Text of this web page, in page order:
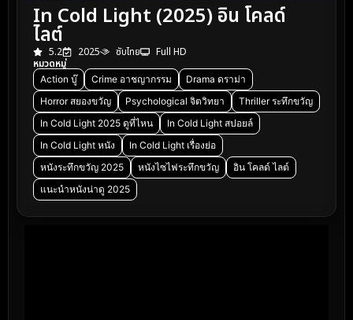
In Cold Light (2025) อิน โคลด์
ไลต์
5.2 2025 ซับไทย
Full HD
หมวดหมู่
Action บู๊ Crime อาชญากรรม
Drama ดราม่า
Horror สยองขวัญ
Psychological จิตวิทยา
Thriller ระทึกขวัญ
In Cold Light 2025 ดูที่ไหน
In Cold Light สปอยล์
In Cold Light หนัง
In Cold Light เรื่องย่อ
หนังระทึกขวัญ 2025
หนังไซไฟระทึกขวัญ
อิน โคลด์ ไลต์
แนะนำหนังน่าดู 2025